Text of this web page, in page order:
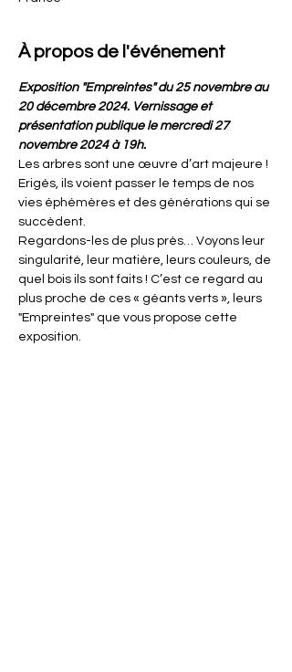
À propos de l'événement
Exposition "Empreintes" du 25 novembre au
20 décembre 2024. Vernissage et
présentation publique le mercredi 27
novembre 2024 à 19h.
Les arbres sont une œuvre d’art majeure !
Erigés, ils voient passer le temps de nos
vies éphémères et des générations qui se
succèdent.
Regardons-les de plus près… Voyons leur
singularité, leur matière, leurs couleurs, de
quel bois ils sont faits ! C’est ce regard au
plus proche de ces « géants verts », leurs
"Empreintes" que vous propose cette
exposition.